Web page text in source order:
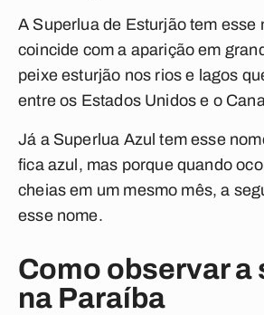
A Superlua de Esturjão tem esse
coincide com a aparição em
peixe esturjão nos rios e lagos
entre os Estados Unidos e o
Já a Superlua Azul tem esse
fica azul, mas porque quando
cheias em um mesmo mês, a
esse nome.
Como observar a
na Paraíba